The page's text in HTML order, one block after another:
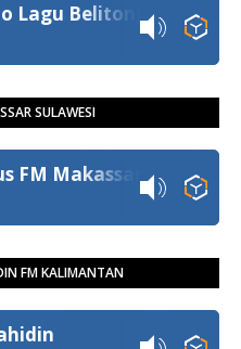
Lagu Belitong
SULAWESI
FM Makassar
FM KALIMANTAN